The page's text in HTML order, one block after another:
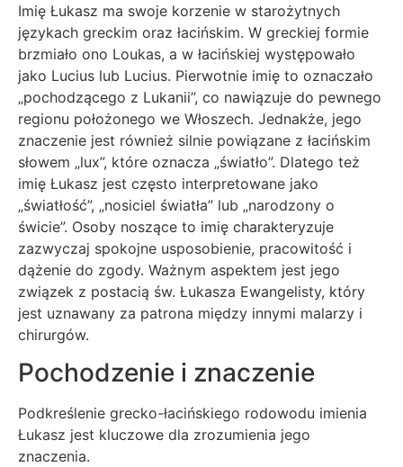
Imię Łukasz ma swoje korzenie w starożytnych
językach greckim oraz łacińskim. W greckiej formie
brzmiało ono Loukas, a w łacińskiej występowało
jako Lucius lub Lucius. Pierwotnie imię to oznaczało
„pochodzącego z Lukanii”, co nawiązuje do pewnego
regionu położonego we Włoszech. Jednakże, jego
znaczenie jest również silnie powiązane z łacińskim
słowem „lux”, które oznacza „światło”. Dlatego też
imię Łukasz jest często interpretowane jako
„światłość”, „nosiciel światła” lub „narodzony o
świcie”. Osoby noszące to imię charakteryzuje
zazwyczaj spokojne usposobienie, pracowitość i
dążenie do zgody. Ważnym aspektem jest jego
związek z postacią św. Łukasza Ewangelisty, który
jest uznawany za patrona między innymi malarzy i
chirurgów.
Pochodzenie i znaczenie
Podkreślenie grecko-łacińskiego rodowodu imienia
Łukasz jest kluczowe dla zrozumienia jego
znaczenia.